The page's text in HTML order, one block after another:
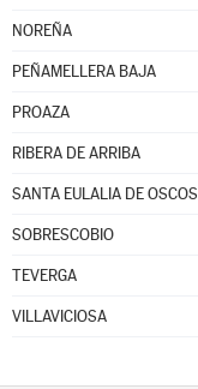
NOREÑA
PEÑAMELLERA BAJA
PROAZA
RIBERA DE ARRIBA
SANTA EULALIA DE OSCOS
SOBRESCOBIO
TEVERGA
VILLAVICIOSA